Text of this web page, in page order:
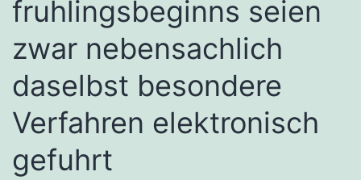
fruhlingsbeginns seien
zwar nebensachlich
daselbst besondere
Verfahren elektronisch
gefuhrt